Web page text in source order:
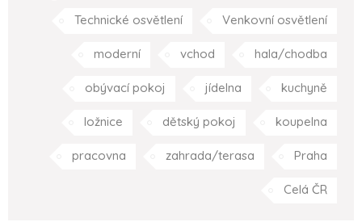
Technické osvětlení Venkovní osvětlení
moderní vchod hala/chodba
obývací pokoj jídelna kuchyně
ložnice dětský pokoj koupelna
pracovna zahrada/terasa Praha
Celá ČR